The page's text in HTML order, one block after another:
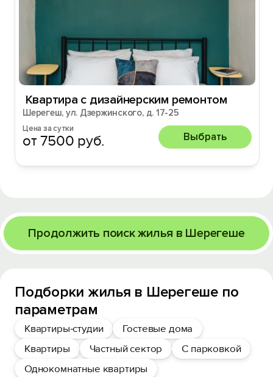
️ Kвартирa с дизaйнерским рeмонтoм
Шерегеш, ул. Дзержинского, д. 17-25
Цена за сутки
от 7500 руб. Выбрать
Продолжить поиск жилья в Шерегеше
Подборки жилья в Шерегеше по
параметрам
Квартиры-студии
Гостевые дома
Квартиры
Частный сектор
С парковкой
Однокомнатные квартиры